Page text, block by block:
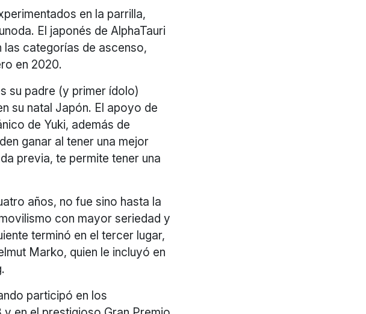
en la parrilla,
El japonés de AlphaTauri
las categorías de ascenso,
en 2020.
su padre (y primer ídolo)
su natal Japón. El apoyo de
de Yuki, además de
ganar al tener una mejor
previa, te permite tener una
años, no fue sino hasta la
con mayor seriedad y
terminó en el tercer lugar,
Marko, quien le incluyó en
participó en los